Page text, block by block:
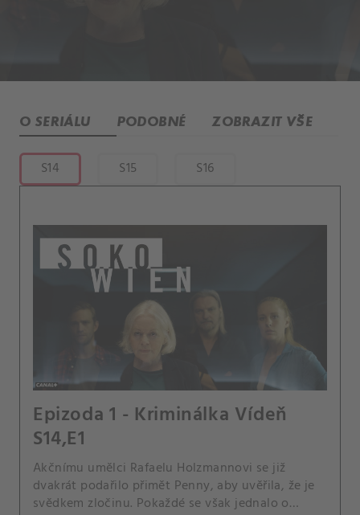
O SERIÁLU PODOBNÉ ZOBRAZIT VŠE
S14 S15 S16
Epizoda 1 - Kriminálka Vídeň
S14,E1
Akčnímu umělci Rafaelu Holzmannovi se již
dvakrát podařilo přimět Penny, aby uvěřila, že je
svědkem zločinu. Pokaždé se však jednalo o